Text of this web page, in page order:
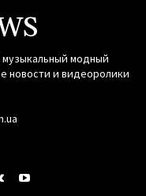
модный
новости и видеоролики